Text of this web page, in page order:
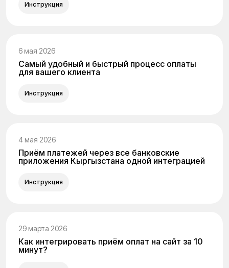
Инструкция
6 мая 2026
Самый удобный и быстрый процесс оплаты
для вашего клиента
Инструкция
4 мая 2026
Приём платежей через все банковские
приложения Кыргызстана одной интеграцией
Инструкция
29 марта 2026
Как интегрировать приём оплат на сайт за 10
минут?